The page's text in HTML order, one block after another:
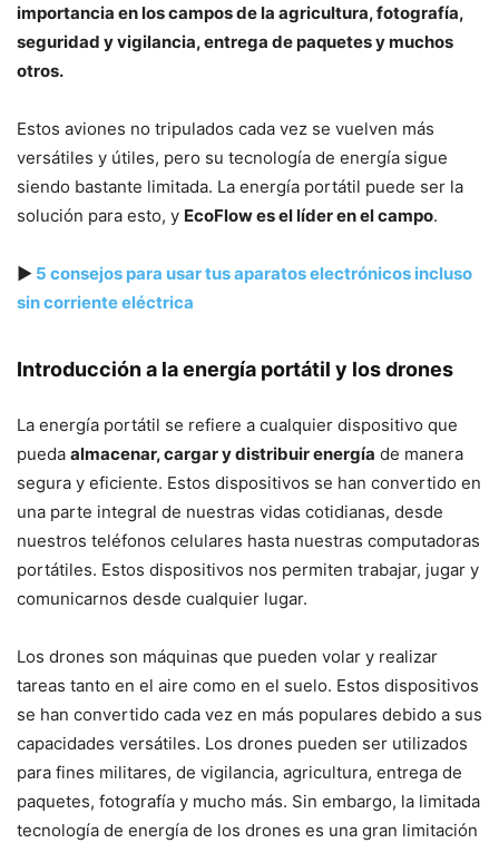
importancia en los campos de la agricultura, fotografía,
seguridad y vigilancia, entrega de paquetes y muchos
otros.
Estos aviones no tripulados cada vez se vuelven más
versátiles y útiles, pero su tecnología de energía sigue
siendo bastante limitada. La energía portátil puede ser la
solución para esto, y EcoFlow es el líder en el campo.
▶ 5 consejos para usar tus aparatos electrónicos incluso
sin corriente eléctrica
Introducción a la energía portátil y los drones
La energía portátil se refiere a cualquier dispositivo que
pueda almacenar, cargar y distribuir energía de manera
segura y eficiente. Estos dispositivos se han convertido en
una parte integral de nuestras vidas cotidianas, desde
nuestros teléfonos celulares hasta nuestras computadoras
portátiles. Estos dispositivos nos permiten trabajar, jugar y
comunicarnos desde cualquier lugar.
Los drones son máquinas que pueden volar y realizar
tareas tanto en el aire como en el suelo. Estos dispositivos
se han convertido cada vez en más populares debido a sus
capacidades versátiles. Los drones pueden ser utilizados
para fines militares, de vigilancia, agricultura, entrega de
paquetes, fotografía y mucho más. Sin embargo, la limitada
tecnología de energía de los drones es una gran limitación